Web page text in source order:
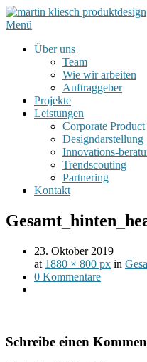
Menü
Über uns
Team
Wie wir arbeiten
Auftraggeber
Projekte
Leistungen
Corporate
Designdarstellung
Innovations-
Trendscouting
Partnering
Kontakt
23. Oktober 2019
at 1880 × 800 px in
0 Kommentare
Schreibe einen